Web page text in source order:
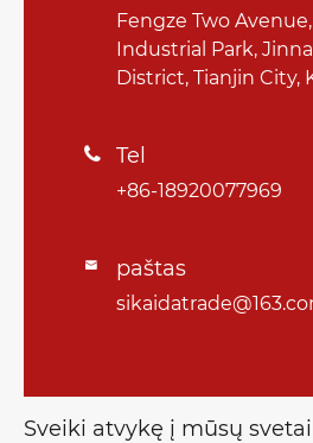
Fengze Two
Industrial Park,
District, Tianjin City,
 Tel
+86-18920077969
 paštas
Sveiki atvykę į mūsų